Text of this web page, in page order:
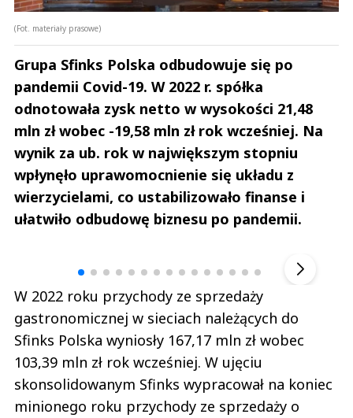
(Fot. materiały prasowe)
Grupa Sfinks Polska odbudowuje się po
pandemii Covid-19. W 2022 r. spółka
odnotowała zysk netto w wysokości 21,48
mln zł wobec -19,58 mln zł rok wcześniej. Na
wynik za ub. rok w największym stopniu
wpłynęło uprawomocnienie się układu z
wierzycielami, co ustabilizowało finanse i
ułatwiło odbudowę biznesu po pandemii.
W 2022 roku przychody ze sprzedaży
gastronomicznej w sieciach należących do
Sfinks Polska wyniosły 167,17 mln zł wobec
103,39 mln zł rok wcześniej. W ujęciu
skonsolidowanym Sfinks wypracował na koniec
minionego roku przychody ze sprzedaży o